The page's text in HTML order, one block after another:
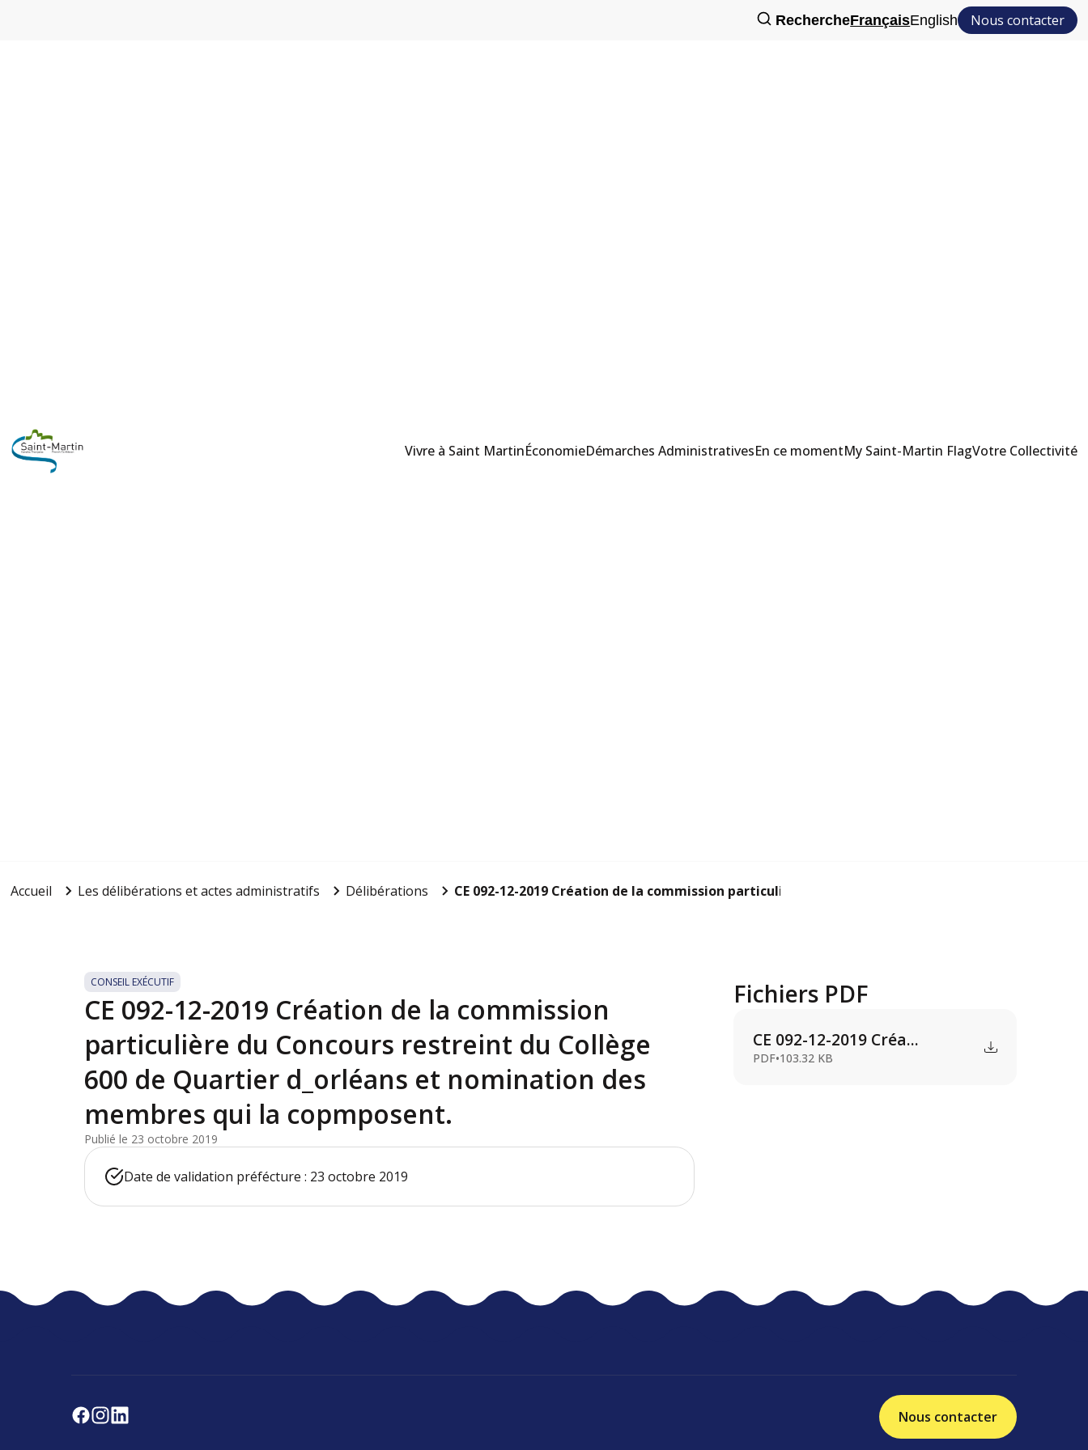
RechercheFrançaisEnglish Nous contacter
Vivre à Saint MartinÉconomieDémarches AdministrativesEn ce momentMy Saint-Martin FlagVotre Collectivité
Accueil Les délibérations et actes administratifs Délibérations CE 092-12-2019 Création de la commission particulière du C...
CONSEIL EXÉCUTIF
CE 092-12-2019 Création de la commission
particulière du Concours restreint du Collège
600 de Quartier d_orléans et nomination des
membres qui la copmposent.
Publié le 23 octobre 2019
Date de validation préfécture : 23 octobre 2019
Fichiers PDF
CE 092-12-2019 Créa...
PDF•103.32 KB
Nous contacter